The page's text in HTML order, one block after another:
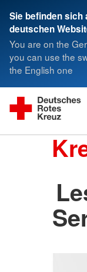
Sie befinden sich
deutschen
You are on the
you can use the
the English one